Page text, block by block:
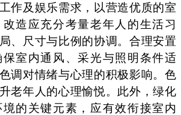
作及娱乐需求，以营造优质的室
造应充分考量老年人的生活习
、尺寸与比例的协调。合理安置
室内通风、采光与照明条件适
调对情绪与心理的积极影响。色
老年人的心理愉悦。此外，绿化
的关键元素，应有效衔接室内